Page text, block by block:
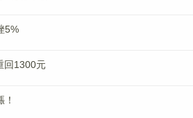
5%
回1300元